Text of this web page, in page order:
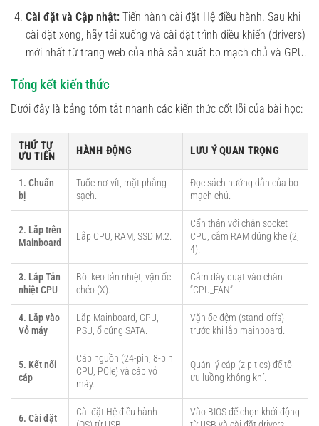
Cài đặt và Cập nhật: Tiến hành cài đặt Hệ điều hành. Sau khi
cài đặt xong, hãy tải xuống và cài đặt trình điều khiển (drivers)
mới nhất từ trang web của nhà sản xuất bo mạch chủ và GPU.
Tổng kết kiến thức
Dưới đây là bảng tóm tắt nhanh các kiến thức cốt lõi của bài học:
THỨ TỰ
ƯU TIÊN
HÀNH ĐỘNG LƯU Ý QUAN TRỌNG
1. Chuẩn
bị
Tuốc-nơ-vít, mặt phẳng
sạch.
Đọc sách hướng dẫn của bo
mạch chủ.
2. Lắp trên
Mainboard
Lắp CPU, RAM, SSD M.2.
Cẩn thận với chân socket
CPU, cắm RAM đúng khe (2,
4).
3. Lắp Tản
nhiệt CPU
Bôi keo tản nhiệt, vặn ốc
chéo (X).
Cắm dây quạt vào chân
“CPU_FAN”.
4. Lắp vào
Vỏ máy
Lắp Mainboard, GPU,
PSU, ổ cứng SATA.
Vặn ốc đệm (stand-offs)
trước khi lắp mainboard.
5. Kết nối
cáp
Cáp nguồn (24-pin, 8-pin
CPU, PCIe) và cáp vỏ
máy.
Quản lý cáp (zip ties) để tối
ưu luồng không khí.
6. Cài đặt
Cài đặt Hệ điều hành
Vào BIOS để chọn khởi động